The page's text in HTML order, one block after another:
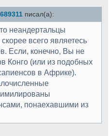
писал(а):
неандертальцы
всего являетесь
Если, конечно, Вы не
Конго (или из подобных
в Африке).
понаехавшими из